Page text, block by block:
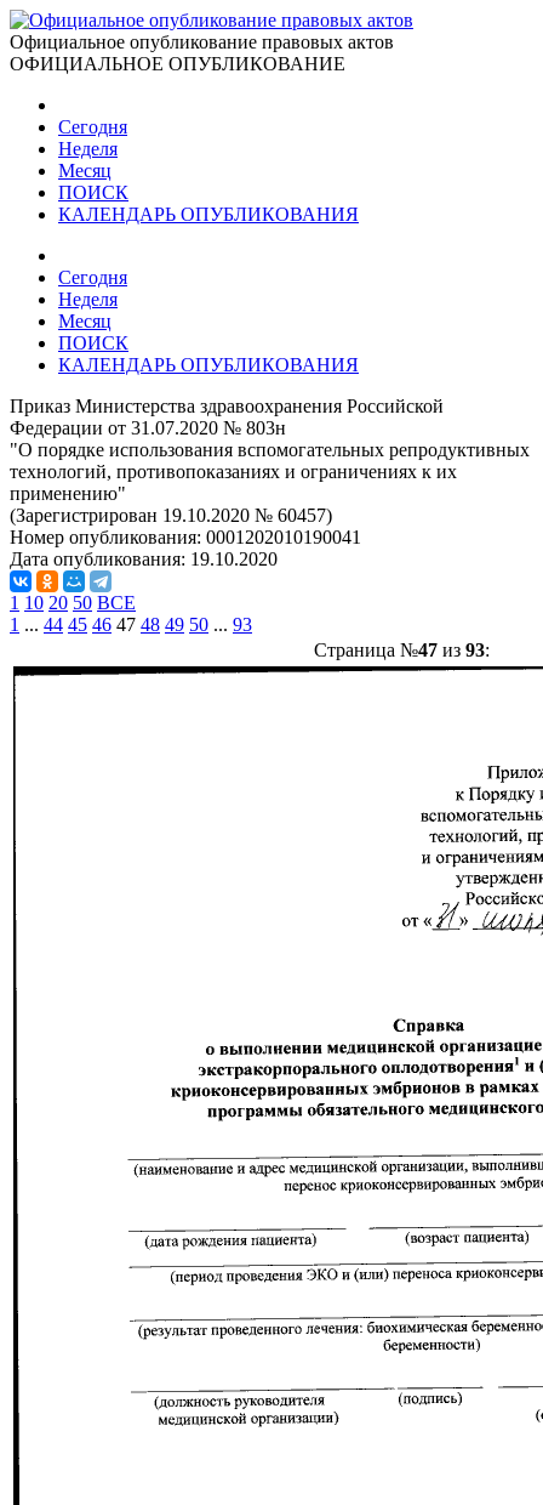
Официальное опубликование правовых актов
ОФИЦИАЛЬНОЕ ОПУБЛИКОВАНИЕ
Сегодня
Неделя
Месяц
ПОИСК
КАЛЕНДАРЬ ОПУБЛИКОВАНИЯ
Сегодня
Неделя
Месяц
ПОИСК
КАЛЕНДАРЬ ОПУБЛИКОВАНИЯ
Приказ Министерства здравоохранения Российской
Федерации от 31.07.2020 № 803н
"О порядке использования вспомогательных репродуктивных
технологий, противопоказаниях и ограничениях к их
применению"
(Зарегистрирован 19.10.2020 № 60457)
Номер опубликования: 0001202010190041
Дата опубликования: 19.10.2020
1 10 20 50 ВСЕ
1 ... 44 45 46 47 48 49 50 ... 93
Страница №47из 93: